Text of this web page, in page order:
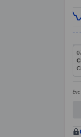
čvc